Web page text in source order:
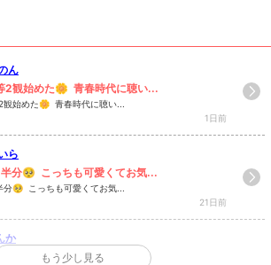
ん
2観始めた🌼 ⁡ 青春時代に聴い...
観始めた🌼 ⁡ 青春時代に聴い...
1日前
ら
分🥺 ⁡ こっちも可愛くてお気...
分🥺 ⁡ こっちも可愛くてお気...
21日前
か
しゃれな お気に入りのシーシ...
もう少し見る